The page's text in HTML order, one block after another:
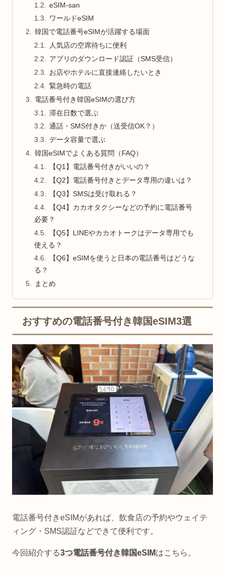
eSIM-san
ワールドeSIM
韓国で電話番号eSIMが活躍する場面
人気店の空席待ちに便利
アプリのダウンロード認証（SMS受信）
お店やホテルに直接連絡したいとき
緊急時の電話
電話番号付き韓国eSIMの選び方
滞在日数で選ぶ
通話・SMS付きか（送受信OK？）
データ容量で選ぶ
韓国eSIMでよくある質問（FAQ）
【Q1】電話番号付きがいいの？
【Q2】電話番号付きとデータ専用の違いは？
【Q3】SMSは受け取れる？
【Q4】カカオタクシーなどの予約に電話番号
必要？
【Q5】LINEやカカオトークはデータ専用でも
使える？
【Q6】eSIMを使うと日本の電話番号はどうな
る？
まとめ
おすすめの電話番号付き韓国eSIM3選
電話番号付きeSIMがあれば、飲食店の予約やウェイテ
ィング・SMS認証などできて便利です。
今回紹介する3つ電話番号付き韓国eSIMはこちら。